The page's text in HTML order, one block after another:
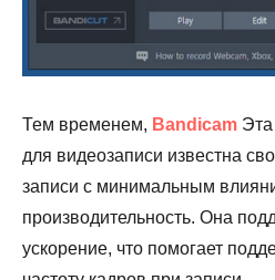
Тем временем, Bandicam
для видеозаписи известна
записи с минимальным
производительность. Она
ускорение, что помогает